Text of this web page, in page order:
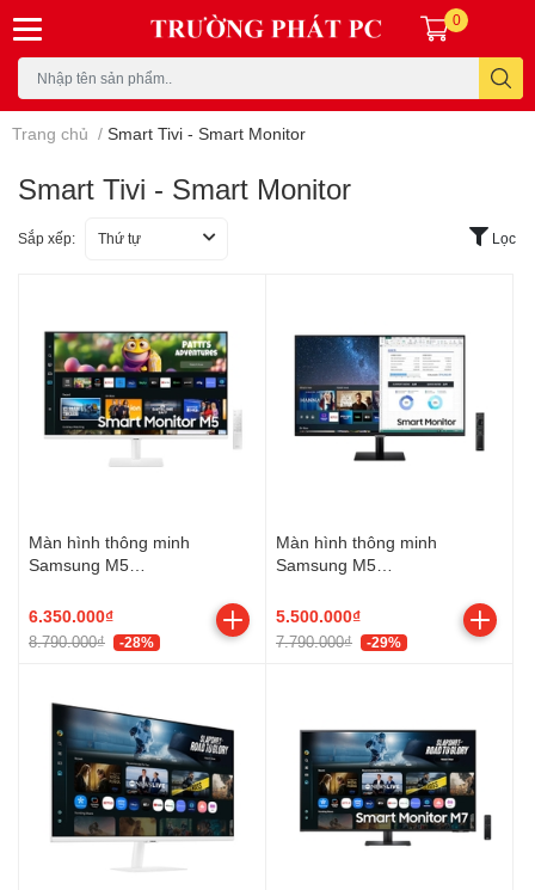
0
Trang chủ / Smart Tivi - Smart Monitor
Smart Tivi - Smart Monitor
Sắp xếp: Thứ tự Lọc
Màn hình thông minh
Samsung M5
Full HD/ 4ms/ 60HZ/
250cd/m2/ VA/ Tích hợp Loa)
6.350.000₫
8.790.000₫ -28%
Màn hình thông minh
Samsung M5
(31.5Inch/ Full HD/ 4ms/
60HZ/ 250cd/m2/ VA/ Loa/
Wifi/Bluetooth)
5.500.000₫
7.790.000₫ -29%